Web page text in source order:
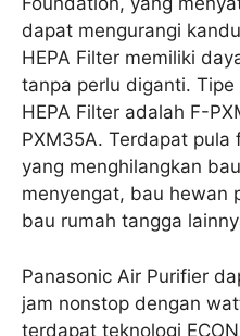
dapat mengurangi
HEPA Filter memiliki
tanpa perlu diganti.
HEPA Filter adalah F-
PXM35A. Terdapat pula
yang menghilangkan
menyengat, bau hewan
bau rumah tangga
Panasonic Air Purifier
jam nonstop dengan
terdapat teknologi